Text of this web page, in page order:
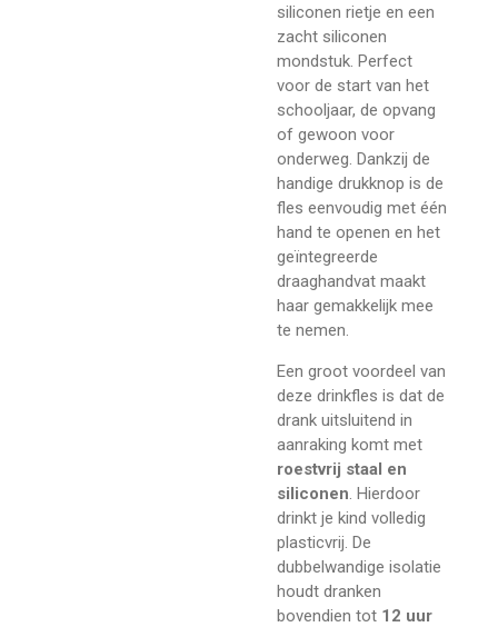
siliconen rietje en een
zacht siliconen
mondstuk. Perfect
voor de start van het
schooljaar, de opvang
of gewoon voor
onderweg. Dankzij de
handige drukknop is de
fles eenvoudig met één
hand te openen en het
geïntegreerde
draaghandvat maakt
haar gemakkelijk mee
te nemen.
Een groot voordeel van
deze drinkfles is dat de
drank uitsluitend in
aanraking komt met
roestvrij staal en
siliconen. Hierdoor
drinkt je kind volledig
plasticvrij. De
dubbelwandige isolatie
houdt dranken
bovendien tot 12 uur